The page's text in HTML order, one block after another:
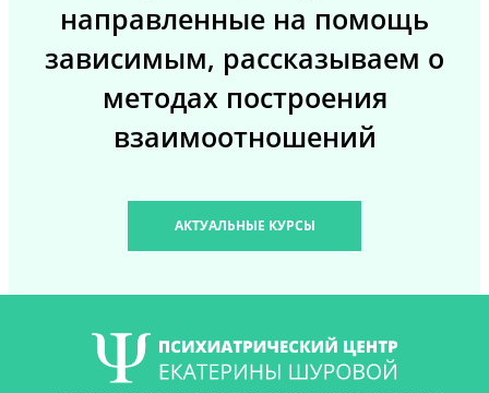
направленные на помощь
зависимым, рассказываем о
методах построения
взаимоотношений
АКТУАЛЬНЫЕ КУРСЫ